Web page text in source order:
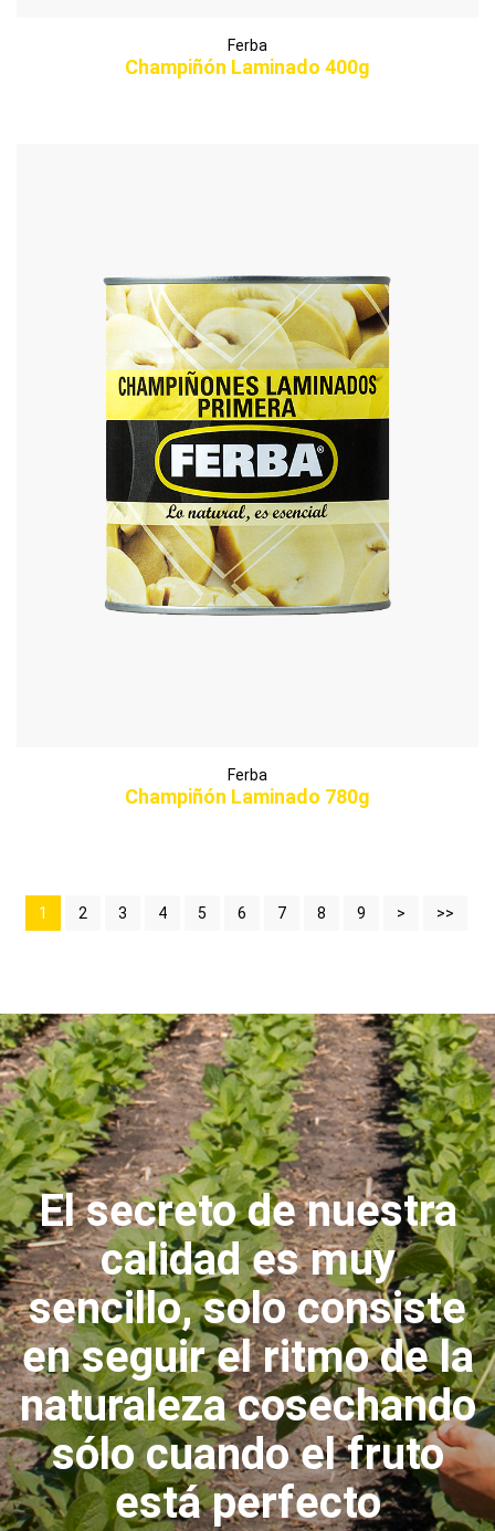
Ferba
Champiñón Laminado 400g
Ferba
Champiñón Laminado 780g
1 2 3 4 5 6 7 8 9 > >>
El secreto de nuestra
calidad es muy
sencillo, solo consiste
en seguir el ritmo de la
naturaleza cosechando
sólo cuando el fruto
está perfecto